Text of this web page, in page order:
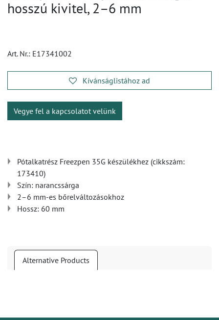
hosszú kivitel, 2–6 mm
Art. Nr.: E17341002
Kívánságlistához ad
Vegye fel a kapcsolatot velünk
Pótalkatrész Freezpen 35G készülékhez (cikkszám:
173410)
Szín: narancssárga
2–6 mm-es bőrelváltozásokhoz
Hossz: 60 mm
Alternative Products